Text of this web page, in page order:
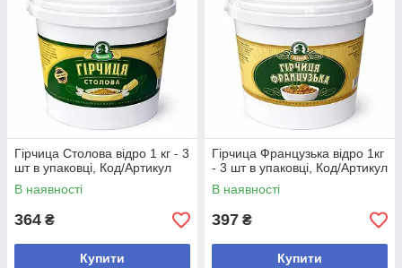
Гірчица Столова відро 1 кг - 3
шт в упаковці, Код/Артикул
В наявності
364 ₴
Купити
Гірчица Французька відро 1кг
- 3 шт в упаковці, Код/Артикул
В наявності
397 ₴
Купити